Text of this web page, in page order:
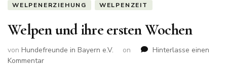
WELPENERZIEHUNG
WELPENZEIT
Welpen und ihre ersten Wochen
von Hundefreunde in Bayern e.V. on
Hinterlasse einen
Kommentarzu